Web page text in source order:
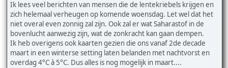
Ik lees veel berichten van mensen die de lentekriebels krijgen en
zich helemaal verheugen op komende woensdag. Let wel dat het
niet overal even zonnig zal zijn. Ook zal er wat Saharastof in de
bovenlucht aanwezig zijn, wat de zonkracht kan gaan dempen.
Ik heb overigens ook kaarten gezien die ons vanaf 2de decade
maart in een winterse setting laten belanden met nachtvorst en
overdag 4°C à 5°C. Dus alles is nog mogelijk in maart....